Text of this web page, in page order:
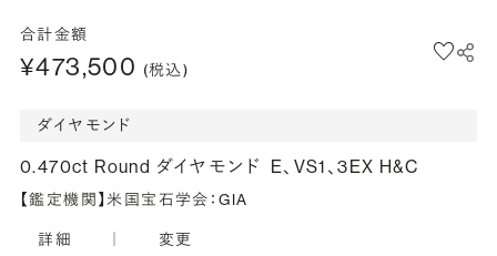
合計金額
¥473,500 (税込)
ダイヤモンド
0.470ct Round ダイヤモンド E、VS1、3EX H&C
【鑑定機関】米国宝石学会：GIA
詳細 変更